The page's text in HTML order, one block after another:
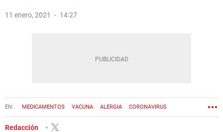
11 enero, 2021 14:27
MEDICAMENTOS VACUNA ALERGIA CORONAVIRUS
Redacción